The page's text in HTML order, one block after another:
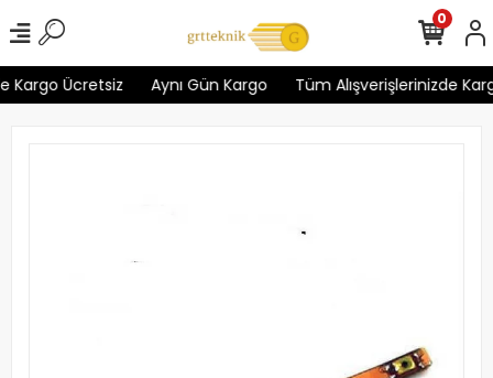
Kargo Ücretsiz Aynı Gün Kargo Tüm Alışverişlerinizde
0